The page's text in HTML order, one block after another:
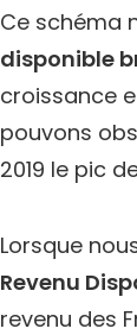
Ce schéma
disponible
croissance
pouvons
2019 le pic
Lorsque
Revenu
revenu des